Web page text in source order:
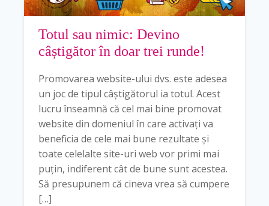
Totul sau nimic: Devino
câștigător în doar trei runde!
Promovarea website-ului dvs. este adesea
un joc de tipul câștigătorul ia totul. Acest
lucru înseamnă că cel mai bine promovat
website din domeniul în care activați va
beneficia de cele mai bune rezultate și
toate celelalte site-uri web vor primi mai
puțin, indiferent cât de bune sunt acestea.
Să presupunem că cineva vrea să cumpere
[…]